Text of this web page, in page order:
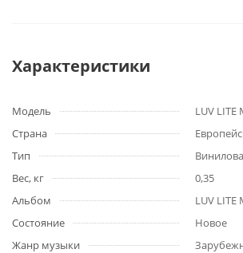
Характеристики
Модель
LUV LITE
Страна
Тип
Вес, кг
0,35
Альбом
LUV LITE
Состояние
Новое
Жанр музыки